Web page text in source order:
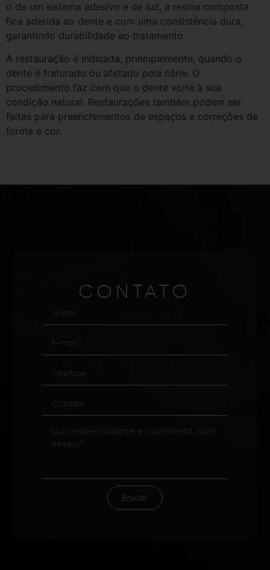
o de um sistema adesivo e de luz, a resina composta
fica aderida ao dente e com uma consistência dura,
garantindo durabilidade ao tratamento.
A restauração é indicada, principalmente, quando o
dente é fraturado ou afetado pela cárie. O
procedimento faz com que o dente volte à sua
condição natural. Restaurações também podem ser
feitas para preenchimentos de espaços e correções de
forma e cor.
CONTATO
Enviar